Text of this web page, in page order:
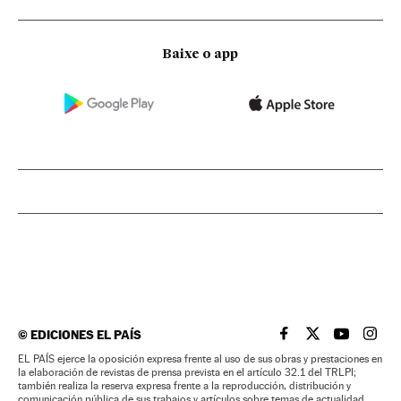
Baixe o app
©EDICIONES EL PAÍS EL PAÍS BRASIL EN
EL PAÍSEL PAÍS
EL
EL PAÍS ejerce la oposición expresa frente al uso de sus obras y prestaciones en
la elaboración de revistas de prensa prevista en el artículo 32.1 del TRLPI;
también realiza la reserva expresa frente a la reproducción, distribución y